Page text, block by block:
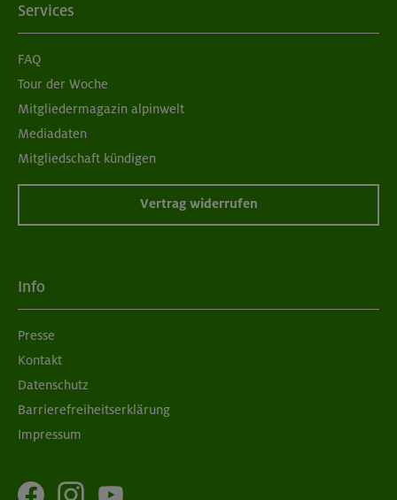
Services
FAQ
Tour der Woche
Mitgliedermagazin alpinwelt
Mediadaten
Mitgliedschaft kündigen
Vertrag widerrufen
Info
Presse
Kontakt
Datenschutz
Barrierefreiheitserklärung
Impressum